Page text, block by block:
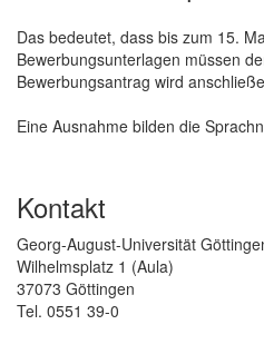
Das bedeutet, dass bis zum 15.
Bewerbungsunterlagen müssen
Bewerbungsantrag wird
Eine Ausnahme bilden die
Kontakt
Georg-August-Universität
Wilhelmsplatz 1 (Aula)
37073 Göttingen
Tel. 0551 39-0